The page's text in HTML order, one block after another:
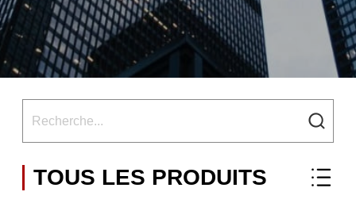
TOUS LES PRODUITS